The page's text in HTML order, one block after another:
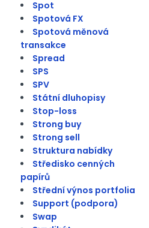
Spot
Spotová FX
Spotová měnová
transakce
Spread
SPS
SPV
Státní dluhopisy
Stop-loss
Strong buy
Strong sell
Struktura nabídky
Středisko cenných
papírů
Střední výnos portfolia
Support (podpora)
Swap